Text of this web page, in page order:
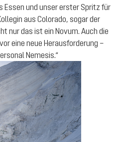
Essen und unser erster Spritz für
aus Colorado, sogar der
nur das ist ein Novum. Auch die
eine neue Herausforderung –
Nemesis.“